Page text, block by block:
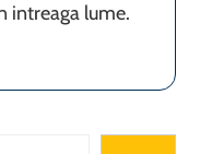
intreaga lume.